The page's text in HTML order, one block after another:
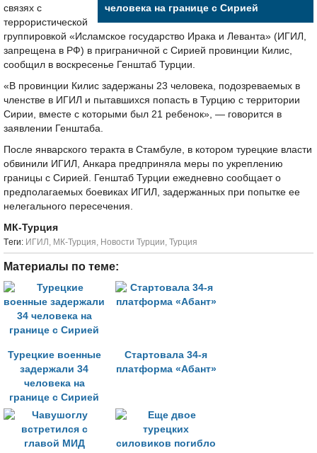
человека на границе с Сирией
связях с
террористической
группировкой «Исламское государство Ирака и Леванта» (ИГИЛ,
запрещена в РФ) в приграничной с Сирией провинции Килис,
сообщил в воскресенье Генштаб Турции.
«В провинции Килис задержаны 23 человека, подозреваемых в
членстве в ИГИЛ и пытавшихся попасть в Турцию с территории
Сирии, вместе с которыми был 21 ребенок», — говорится в
заявлении Генштаба.
После январского теракта в Стамбуле, в котором турецкие власти
обвинили ИГИЛ, Анкара предприняла меры по укреплению
границы с Сирией. Генштаб Турции ежедневно сообщает о
предполагаемых боевиках ИГИЛ, задержанных при попытке ее
нелегального пересечения.
МК-Турция
Tеги: ИГИЛ , МК-Турция, Новости Турции, Турция
Материалы по теме:
Турецкие военные
задержали 34
человека на
границе с Сирией
Стартовала 34-я
платформа «Абант»